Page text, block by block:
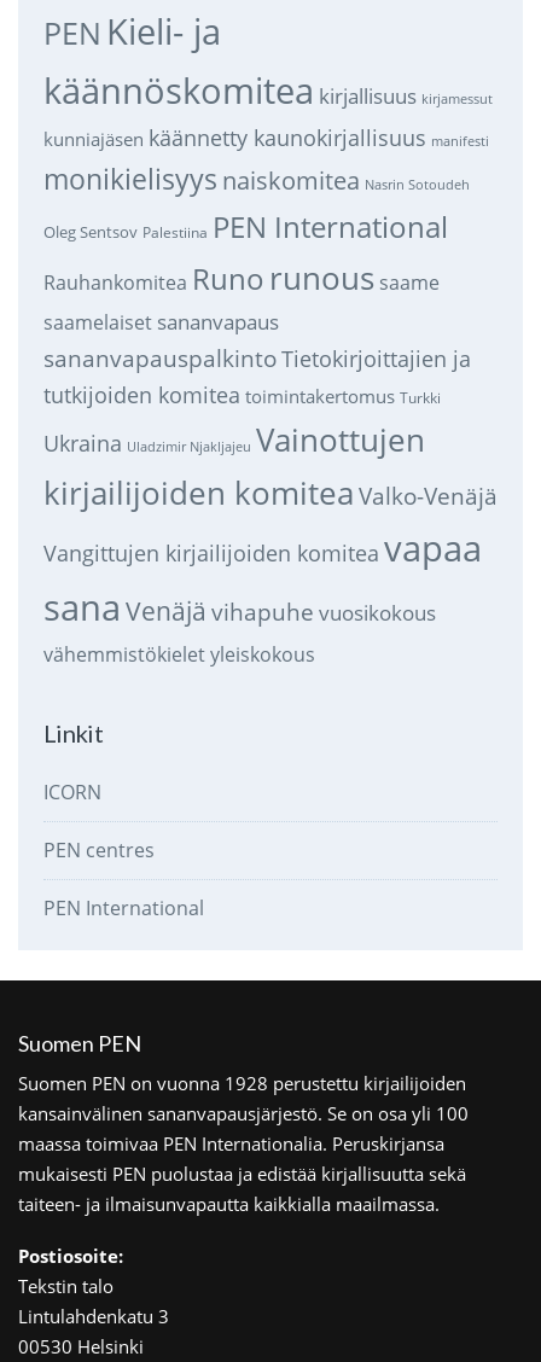
PEN Kieli- ja
käännöskomitea kirjallisuus kirjamessut
kunniajäsen käännetty kaunokirjallisuus manifesti
monikielisyys naiskomitea Nasrin Sotoudeh
Oleg Sentsov Palestiina PEN International
Rauhankomitea Runo runous saame
saamelaiset sananvapaus
sananvapauspalkintoTietokirjoittajien ja
tutkijoiden komitea toimintakertomus Turkki
Ukraina Uladzimir Njakljajeu Vainottujen
kirjailijoiden komitea Valko-Venäjä
Vangittujen kirjailijoiden komitea vapaa
sana Venäjä vihapuhe vuosikokous
vähemmistökieletyleiskokous
Linkit
ICORN
PEN centres
PEN International
Suomen PEN
Suomen PEN on vuonna 1928 perustettu kirjailijoiden
kansainvälinen sananvapausjärjestö. Se on osa yli 100
maassa toimivaa PEN Internationalia. Peruskirjansa
mukaisesti PEN puolustaa ja edistää kirjallisuutta sekä
taiteen- ja ilmaisunvapautta kaikkialla maailmassa.
Postiosoite:
Tekstin talo
Lintulahdenkatu 3
00530 Helsinki